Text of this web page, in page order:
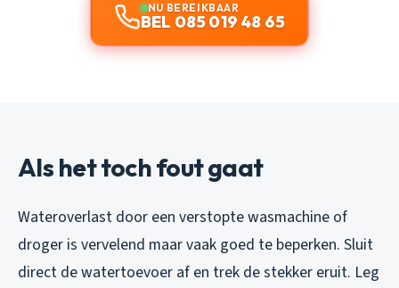
NU BEREIKBAAR
BEL 085 019 48 65
Als het toch fout gaat
Wateroverlast door een verstopte wasmachine of
droger is vervelend maar vaak goed te beperken. Sluit
direct de watertoevoer af en trek de stekker eruit. Leg